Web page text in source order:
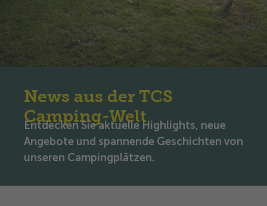
News aus der TCS
Camping-Welt
Entdecken Sie aktuelle Highlights, neue
Angebote und spannende Geschichten von
unseren Campingplätzen.